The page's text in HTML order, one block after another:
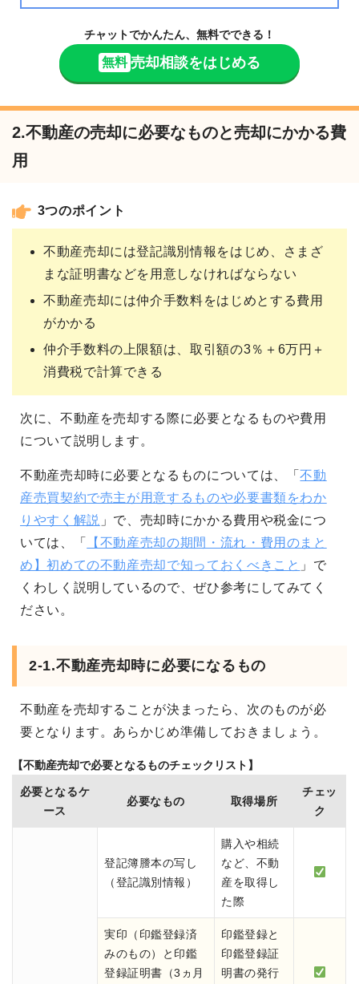
チャットでかんたん、無料でできる！
無料 売却相談をはじめる
2.不動産の売却に必要なものと売却にかかる費
用
3つのポイント
不動産売却には登記識別情報をはじめ、さまざ
まな証明書などを用意しなければならない
不動産売却には仲介手数料をはじめとする費用
がかかる
仲介手数料の上限額は、取引額の3％＋6万円＋
消費税で計算できる
次に、不動産を売却する際に必要となるものや費用
について説明します。
不動産売却時に必要となるものについては、「不動
産売買契約で売主が用意するものや必要書類をわか
りやすく解説 」で、売却時にかかる費用や税金につ
いては、「
【不動産売却の期間・流れ・費用のまと
め】初めての不動産売却で知っておくべきこと 」で
くわしく説明しているので、ぜひ参考にしてみてく
ださい。
2-1.不動産売却時に必要になるもの
不動産を売却することが決まったら、次のものが必
要となります。あらかじめ準備しておきましょう。
【不動産売却で必要となるものチェックリスト】
必要となるケ
ース
必要なもの 取得場所
チェッ
ク
登記簿謄本の写し
（登記識別情報）
購入や相続
など、不動
産を取得し
た際
実印（印鑑登録済
みのもの）と印鑑
登録証明書（3ヵ月
印鑑登録と
印鑑登録証
明書の発行